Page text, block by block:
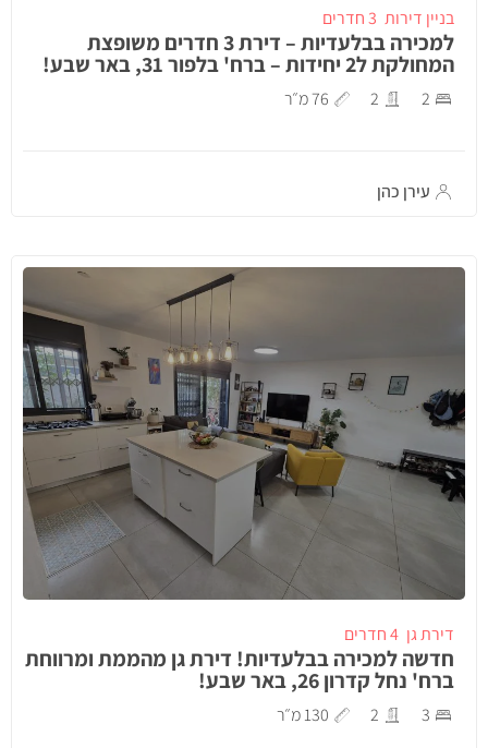
בניין דירות 3 חדרים
למכירה בבלעדיות – דירת 3 חדרים משופצת
המחולקת ל2 יחידות – ברח' בלפור 31, באר שבע!
2
2 76 מ״ר
עירן כהן
דירת גן 4 חדרים
חדשה למכירה בבלעדיות! דירת גן מהממת ומרווחת
ברח' נחל קדרון 26, באר שבע!
3
2 130 מ״ר